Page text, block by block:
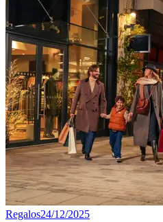
Regalos24/12/2025